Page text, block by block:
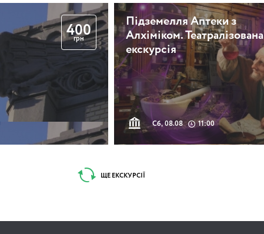
400
грн
Підземелля Аптеки з
Алхіміком. Театралізована
екскурсія
Сб, 08.08 11:00
ЩЕ ЕКСКУРСІЇ